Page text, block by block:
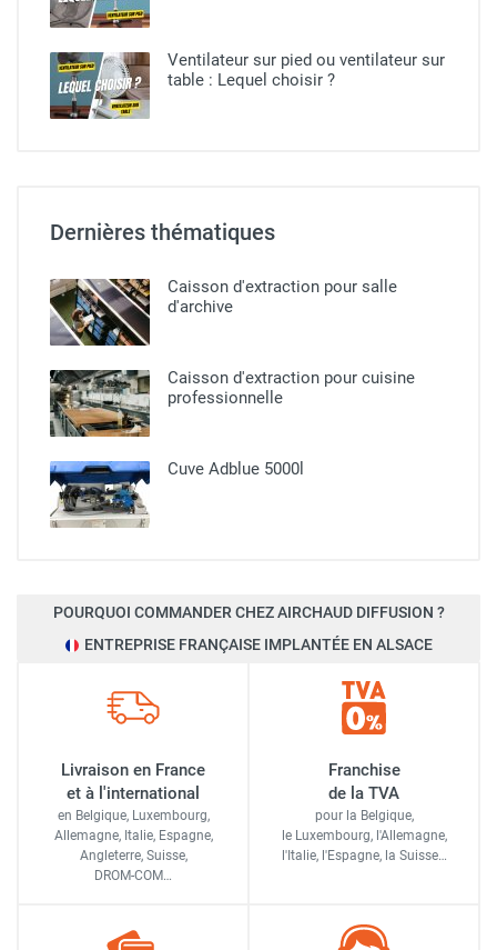
Ventilateur sur pied ou ventilateur sur
table : Lequel choisir ?
Dernières thématiques
Caisson d'extraction pour salle
d'archive
Caisson d'extraction pour cuisine
professionnelle​
Cuve Adblue 5000l
POURQUOI COMMANDER CHEZ AIRCHAUD DIFFUSION ?
ENTREPRISE FRANÇAISE IMPLANTÉE EN ALSACE
Livraison en France
et à l'international
en Belgique, Luxembourg,
Allemagne, Italie, Espagne,
Angleterre, Suisse,
DROM-COM…
Franchise
de la TVA
pour la Belgique,
le Luxembourg, l'Allemagne,
l'Italie, l'Espagne, la Suisse…